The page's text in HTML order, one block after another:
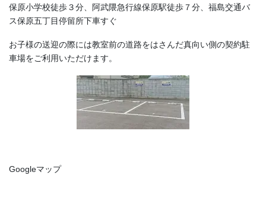
保原小学校徒歩３分、阿武隈急行線保原駅徒歩７分、福島交通バ
ス保原五丁目停留所下車すぐ
お子様の送迎の際には教室前の道路をはさんだ真向い側の契約駐
車場をご利用いただけます。
Googleマップ